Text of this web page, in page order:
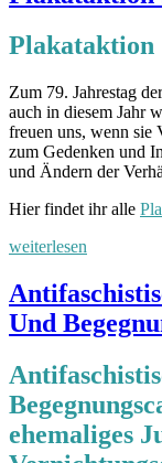
am
Plakataktion
Zum 79. Jahrestag
auch in diesem Jahr
freuen uns, wenn sie
zum Gedenken und
und Ändern der
Hier findet ihr alle
„Plakataktion
weiterlesen
Veröffentlicht
am
Und
ehemaliges